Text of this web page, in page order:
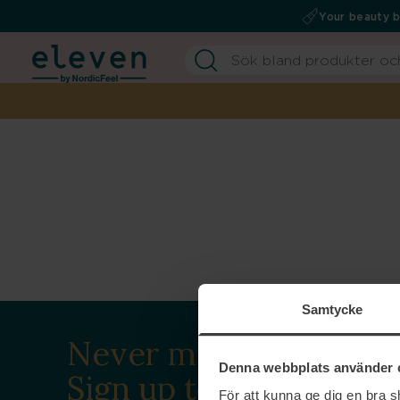
Samtycke
Denna webbplats använder
För att kunna ge dig en bra
Your beauty
Never miss a beat.
Sign up to our